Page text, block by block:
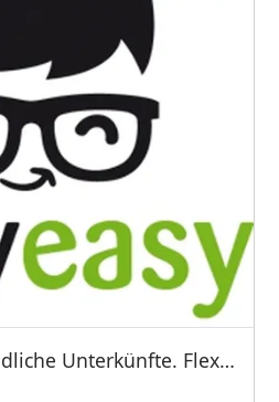
Saubere und freundliche Unterkünfte. Flexible Anmietungsdauer